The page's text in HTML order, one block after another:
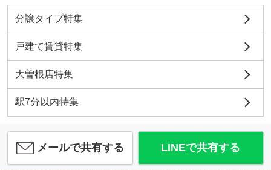
分譲タイプ特集
戸建て賃貸特集
大曽根店特集
駅7分以内特集
メールで共有する LINEで共有する